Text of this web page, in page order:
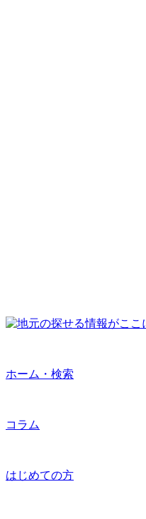
ホーム・検索
コラム
はじめての方